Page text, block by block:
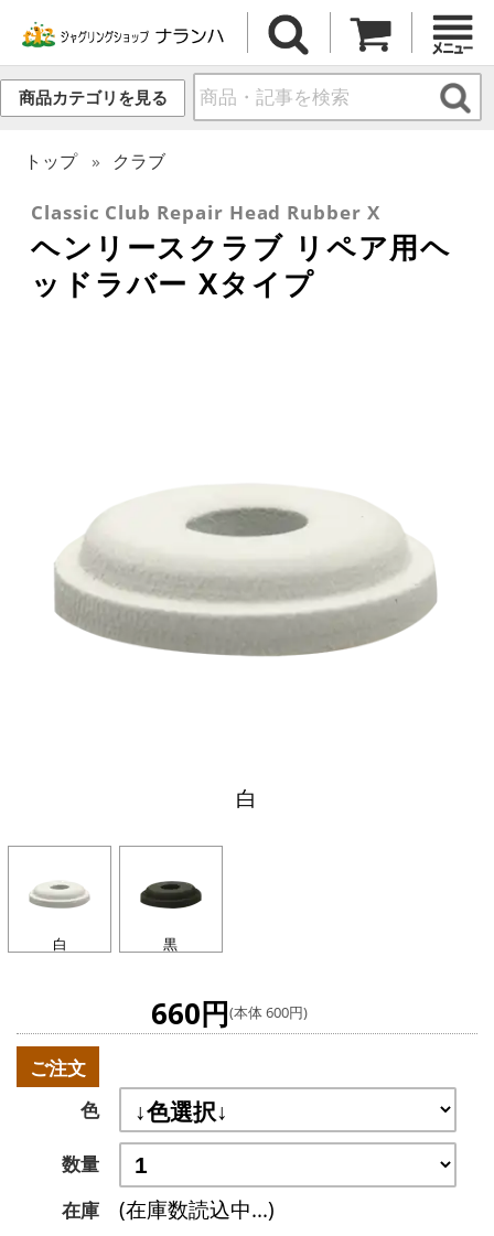
商品カテゴリを見る
トップ クラブ
Classic Club Repair Head Rubber X
ヘンリースクラブ リペア用ヘ
ッドラバー Xタイプ
白
白 黒
660円(本体 600円)
ご注文
色
数量
在庫
(在庫数読込中...)